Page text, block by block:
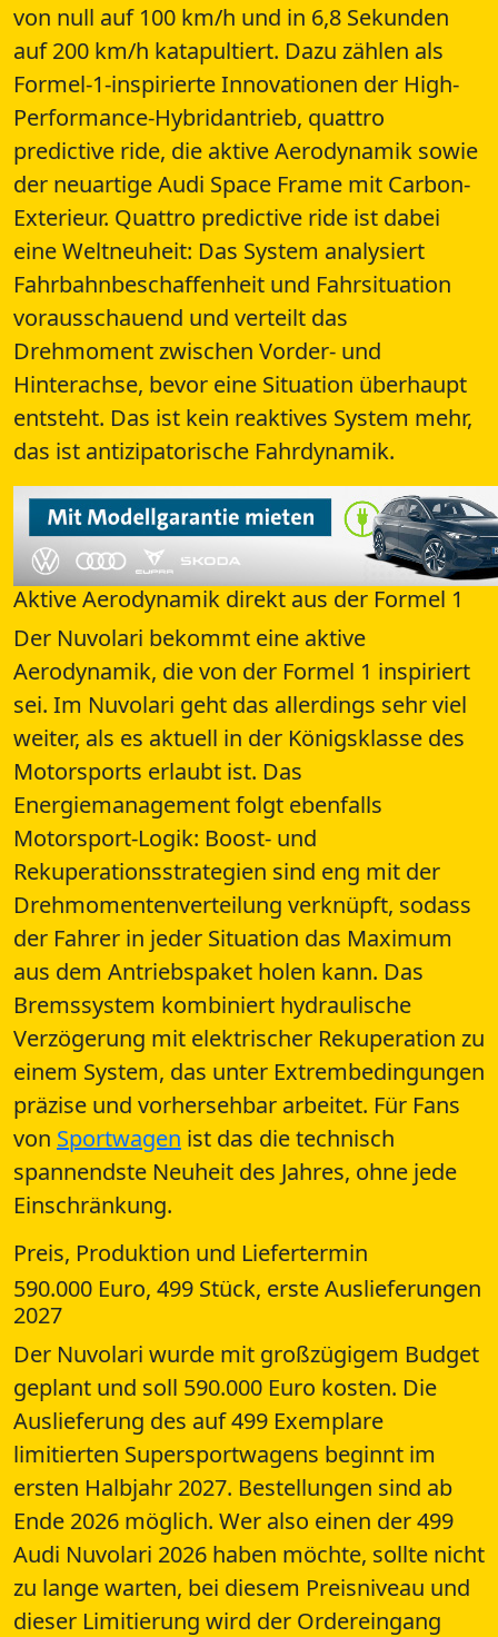
von null auf 100 km/h und in 6,8 Sekunden
auf 200 km/h katapultiert. Dazu zählen als
Formel-1-inspirierte Innovationen der High-
Performance-Hybridantrieb, quattro
predictive ride, die aktive Aerodynamik sowie
der neuartige Audi Space Frame mit Carbon-
Exterieur. Quattro predictive ride ist dabei
eine Weltneuheit: Das System analysiert
Fahrbahnbeschaffenheit und Fahrsituation
vorausschauend und verteilt das
Drehmoment zwischen Vorder- und
Hinterachse, bevor eine Situation überhaupt
entsteht. Das ist kein reaktives System mehr,
das ist antizipatorische Fahrdynamik.
Aktive Aerodynamik direkt aus der Formel 1
Der Nuvolari bekommt eine aktive
Aerodynamik, die von der Formel 1 inspiriert
sei. Im Nuvolari geht das allerdings sehr viel
weiter, als es aktuell in der Königsklasse des
Motorsports erlaubt ist. Das
Energiemanagement folgt ebenfalls
Motorsport-Logik: Boost- und
Rekuperationsstrategien sind eng mit der
Drehmomentenverteilung verknüpft, sodass
der Fahrer in jeder Situation das Maximum
aus dem Antriebspaket holen kann. Das
Bremssystem kombiniert hydraulische
Verzögerung mit elektrischer Rekuperation zu
einem System, das unter Extrembedingungen
präzise und vorhersehbar arbeitet. Für Fans
von Sportwagen ist das die technisch
spannendste Neuheit des Jahres, ohne jede
Einschränkung.
Preis, Produktion und Liefertermin
590.000 Euro, 499 Stück, erste Auslieferungen
2027
Der Nuvolari wurde mit großzügigem Budget
geplant und soll 590.000 Euro kosten. Die
Auslieferung des auf 499 Exemplare
limitierten Supersportwagens beginnt im
ersten Halbjahr 2027. Bestellungen sind ab
Ende 2026 möglich. Wer also einen der 499
Audi Nuvolari 2026 haben möchte, sollte nicht
zu lange warten, bei diesem Preisniveau und
dieser Limitierung wird der Ordereingang